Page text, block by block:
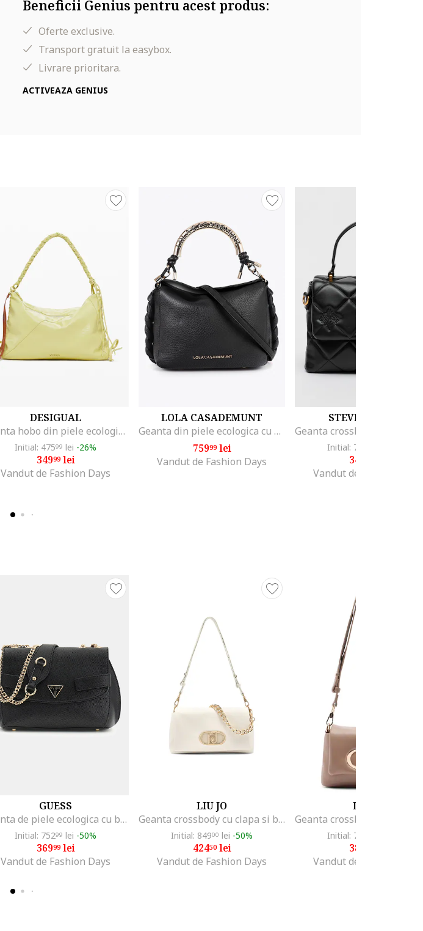
Beneficii Genius pentru acest produs:
Oferte exclusive.
Transport gratuit la easybox.
Livrare prioritara.
ACTIVEAZA GENIUS
DESIGUAL
Geanta hobo din piele ecologica, Galben deschis
Initial: 47599 lei -26%
34999lei
Vandut de Fashion Days
LOLA CASADEMUNT
Geanta din piele ecologica cu maner si fermoar, Negru
75999lei
Vandut de Fashion Days
STEVE MADDEN
Initial: 763
349
Vandut de Fashion Days
GUESS
Geanta de piele ecologica cu bareta de umar Serenova, Negru
Initial: 75299 lei -50%
36999lei
Vandut de Fashion Days
LIU JO
Geanta crossbody cu clapa si bareta de lant, Bej
Initial: 84900 lei -50%
42450lei
Vandut de Fashion Days
LIU JO
Initial: 759
380
Vandut de Fashion Days